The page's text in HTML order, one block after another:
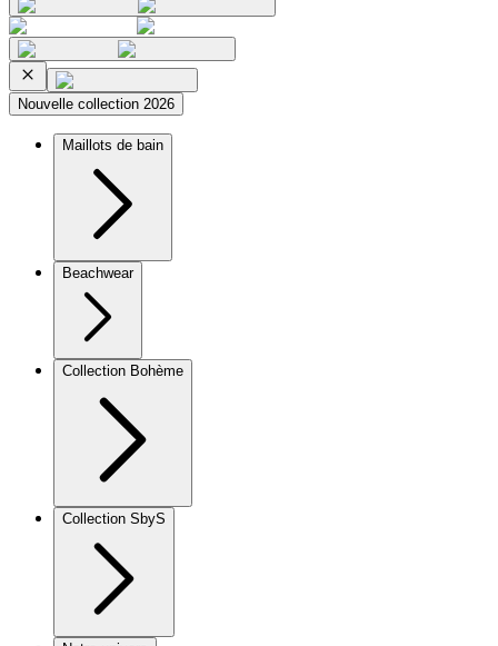
Nouvelle collection 2026
Maillots de bain
Beachwear
Collection Bohème
Collection SbyS